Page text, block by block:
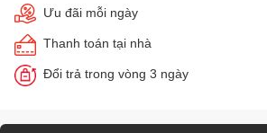
Ưu đãi mỗi ngày
Thanh toán tại nhà
Đổi trả trong vòng 3 ngày